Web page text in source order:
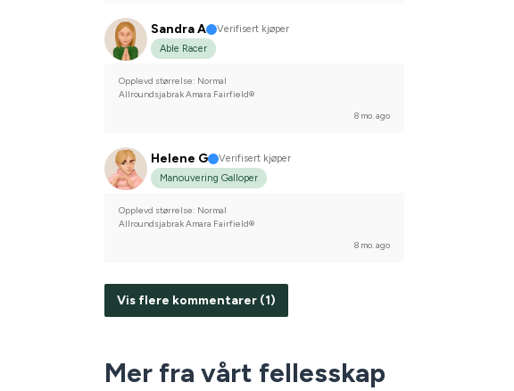
Sandra A
Verifisert kjøper
Able Racer
Opplevd størrelse: Normal
Allroundsjabrak Amara Fairfield®
8 mo. ago
Helene G
Verifisert kjøper
Manouvering Galloper
Opplevd størrelse: Normal
Allroundsjabrak Amara Fairfield®
8 mo. ago
Vis flere kommentarer (1)
Mer fra vårt fellesskap